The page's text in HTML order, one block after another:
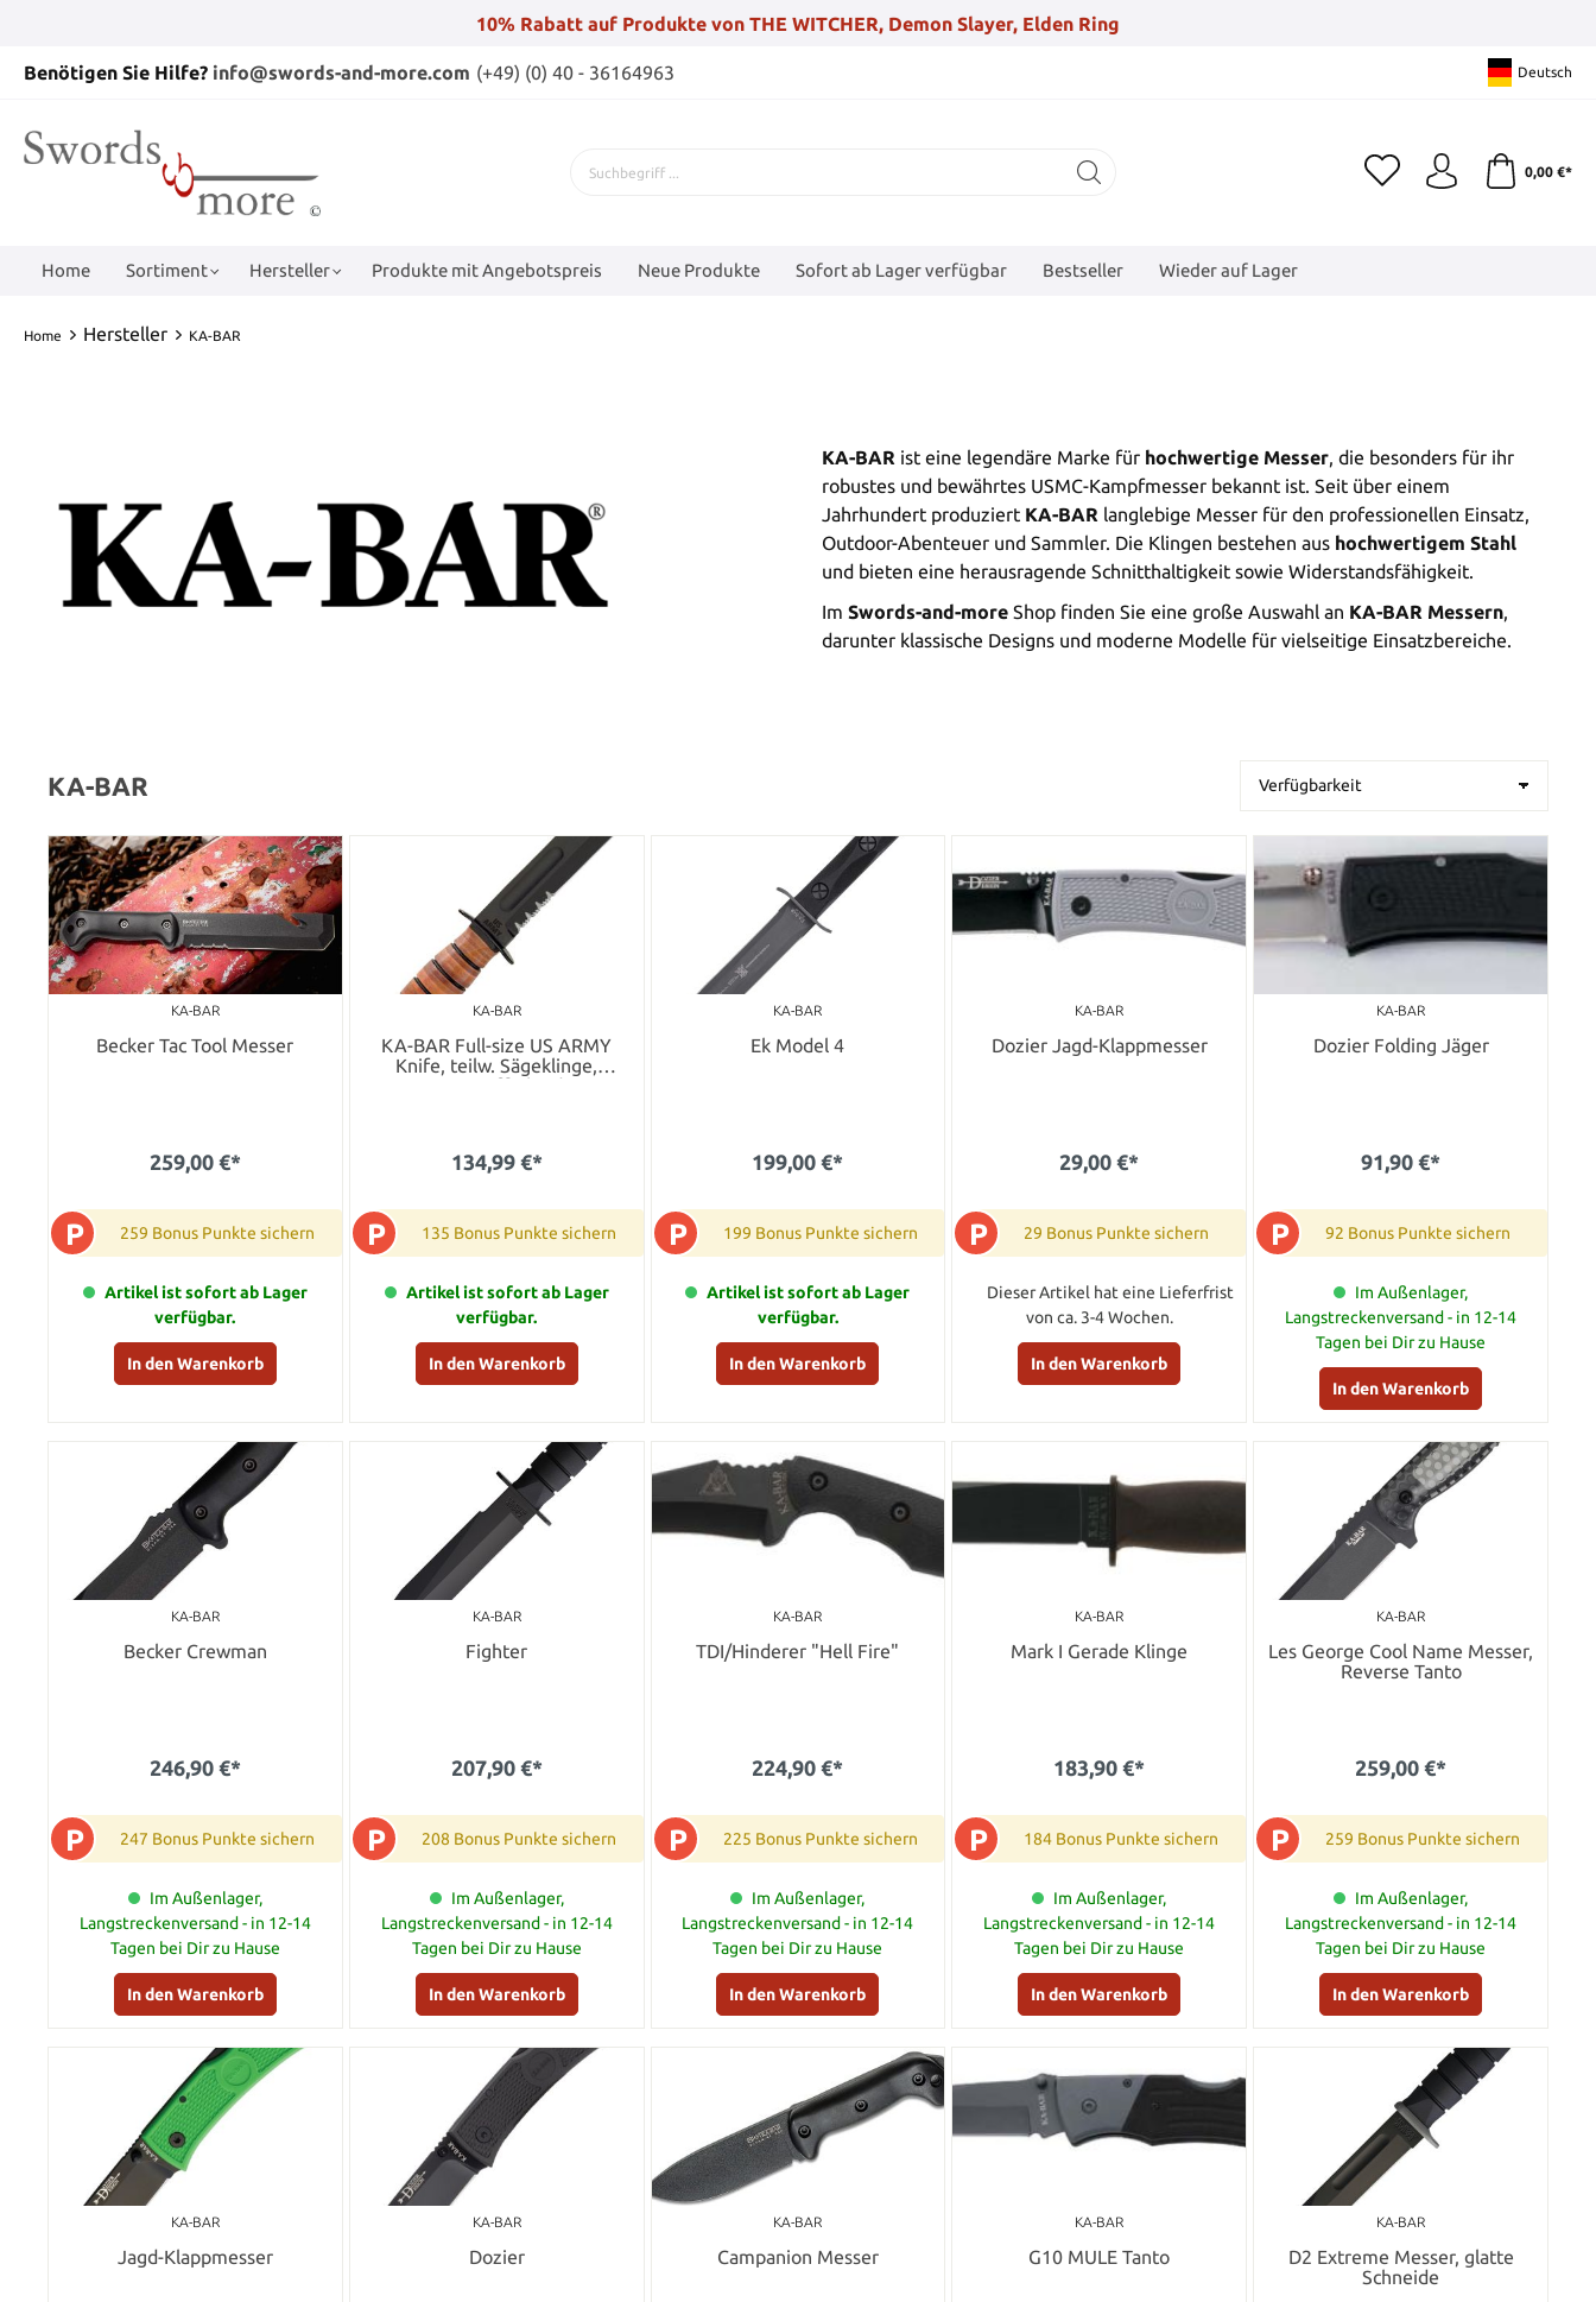
10% Rabatt auf Produkte von THE WITCHER, Demon Slayer, Elden Ring
Benötigen Sie Hilfe? info@swords-and-more.com (+49) (0) 40 - 36164963 Deutsch
0,00 €*
Home Sortiment Hersteller Produkte mit Angebotspreis Neue Produkte Sofort ab Lager verfügbar Bestseller Wieder auf Lager
Home Hersteller KA-BAR
KA-BAR ist eine legendäre Marke für hochwertige Messer , die besonders für ihr
robustes und bewährtes USMC-Kampfmesser bekannt ist. Seit über einem
Jahrhundert produziert KA-BAR langlebige Messer für den professionellen Einsatz,
Outdoor-Abenteuer und Sammler. Die Klingen bestehen aus hochwertigem Stahl
und bieten eine herausragende Schnitthaltigkeit sowie Widerstandsfähigkeit.
Im Swords-and-more Shop finden Sie eine große Auswahl an KA-BAR Messern
darunter klassische Designs und moderne Modelle für vielseitige Einsatzbereiche.
KA-BAR
KA-BAR
Becker Tac Tool Messer
259,00 €*
P 259 Bonus Punkte sichern
Artikel ist sofort ab Lager
verfügbar.
In den Warenkorb
KA-BAR
KA-BAR Full-size US ARMY
Knife, teilw. Sägeklinge,
Kunststoffscheide
134,99 €*
P 135 Bonus Punkte sichern
Artikel ist sofort ab Lager
verfügbar.
In den Warenkorb
KA-BAR
Ek Model 4
199,00 €*
P 199 Bonus Punkte sichern
Artikel ist sofort ab Lager
verfügbar.
In den Warenkorb
KA-BAR
Dozier Jagd-Klappmesser
29,00 €*
P 29 Bonus Punkte sichern
Dieser Artikel hat eine Lieferfrist
von ca. 3-4 Wochen.
In den Warenkorb
KA-BAR
Dozier Folding Jäger
91,90 €*
P 92 Bonus Punkte sichern
Im Außenlager,
Langstreckenversand - in 12-14
Tagen bei Dir zu Hause
In den Warenkorb
KA-BAR
Becker Crewman
246,90 €*
P 247 Bonus Punkte sichern
Im Außenlager,
Langstreckenversand - in 12-14
Tagen bei Dir zu Hause
In den Warenkorb
KA-BAR
Fighter
207,90 €*
P 208 Bonus Punkte sichern
Im Außenlager,
Langstreckenversand - in 12-14
Tagen bei Dir zu Hause
In den Warenkorb
KA-BAR
TDI/Hinderer "Hell Fire"
224,90 €*
P 225 Bonus Punkte sichern
Im Außenlager,
Langstreckenversand - in 12-14
Tagen bei Dir zu Hause
In den Warenkorb
KA-BAR
Mark I Gerade Klinge
183,90 €*
P 184 Bonus Punkte sichern
Im Außenlager,
Langstreckenversand - in 12-14
Tagen bei Dir zu Hause
In den Warenkorb
KA-BAR
Les George Cool Name Messer,
Reverse Tanto
259,00 €*
P 259 Bonus Punkte sichern
Im Außenlager,
Langstreckenversand - in 12-14
Tagen bei Dir zu Hause
In den Warenkorb
KA-BAR
Jagd-Klappmesser
KA-BAR
Dozier
KA-BAR
Campanion Messer
KA-BAR
G10 MULE Tanto
KA-BAR
D2 Extreme Messer, glatte
Schneide